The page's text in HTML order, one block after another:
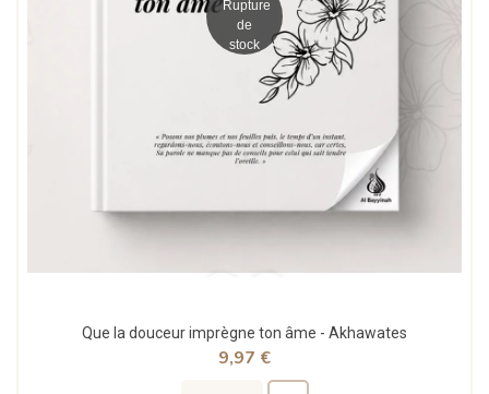
Rupture
de
stock
Que la douceur imprègne ton âme - Akhawates
9,97 €